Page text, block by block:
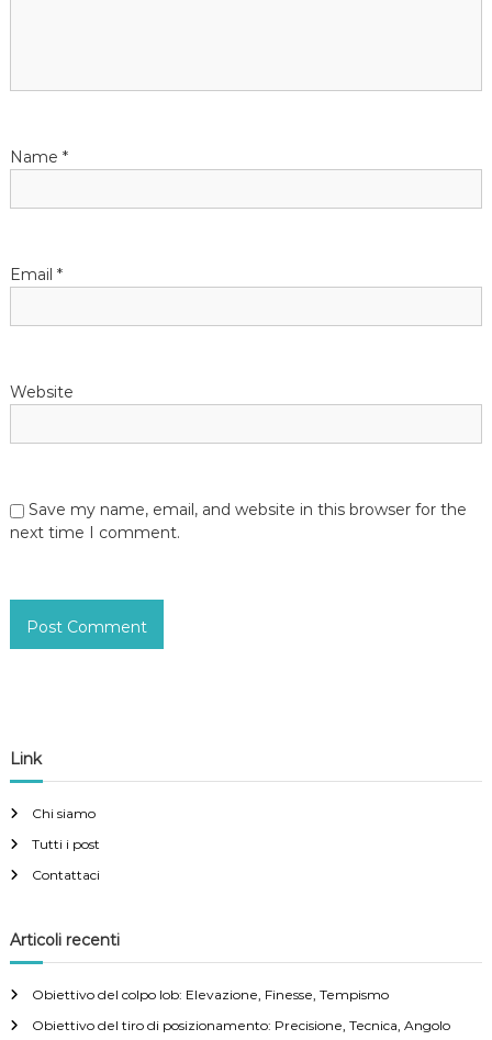
t
iName *
Email *
Website
Save my name, email, and website in this browser for the
next time I comment.
Link
Chi siamo
Tutti i post
Contattaci
Articoli recenti
Obiettivo del colpo lob: Elevazione, Finesse, Tempismo
Obiettivo del tiro di posizionamento: Precisione, Tecnica, Angolo